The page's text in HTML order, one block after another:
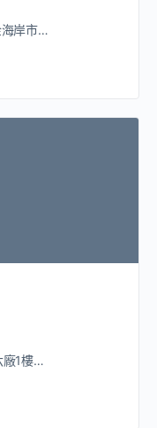
海岸市…
廠1樓…